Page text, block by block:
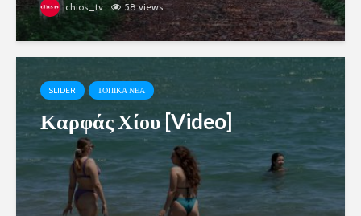
chios_tv 58 views
SLIDER ΤΟΠΙΚΑ ΝΕΑ
Καρφάς Χίου [Video]